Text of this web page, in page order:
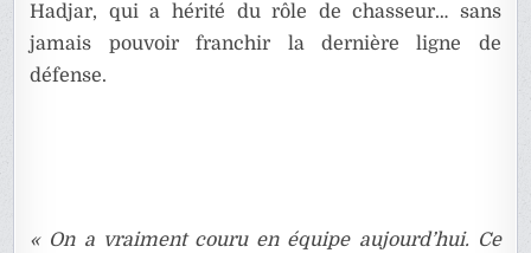
Hadjar, qui a hérité du rôle de chasseur… sans
jamais pouvoir franchir la dernière ligne de
défense.
« On a vraiment couru en équipe aujourd’hui. Ce